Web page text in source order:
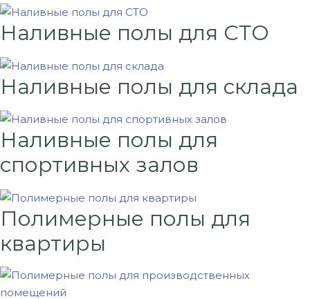
Наливные полы для СТО
Наливные полы для склада
Наливные полы для
спортивных залов
Полимерные полы для
квартиры